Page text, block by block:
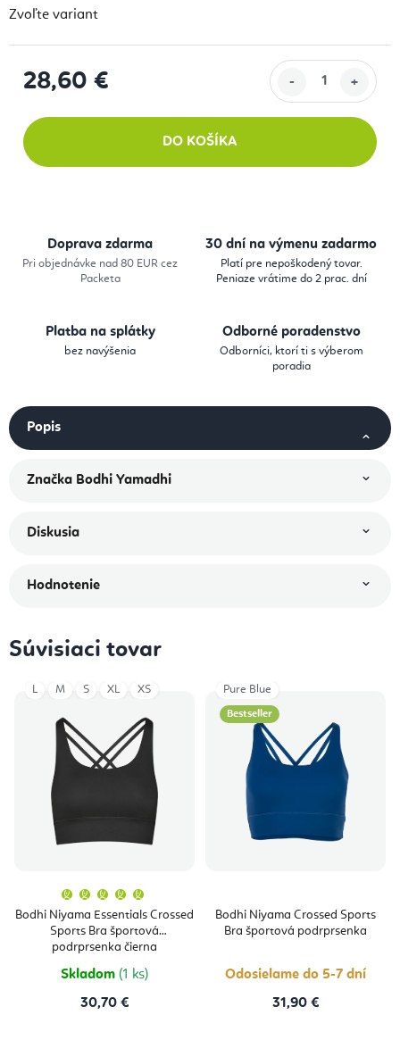
Zvoľte variant
28,60 €
DO KOŠÍKA
Doprava zdarma
Pri objednávke nad 80 EUR cez
Packeta
30 dní na výmenu zadarmo
Platí pre nepoškodený tovar.
Peniaze vrátime do 2 prac. dní
Platba na splátky
bez navýšenia
Odborné poradenstvo
Odborníci, ktorí ti s výberom
poradia
Popis
Značka Bodhi Yamadhi
Diskusia
Hodnotenie
Súvisiaci tovar
Bodhi Niyama Essentials Crossed
Sports Bra športová
podrprsenka čierna
produktu
je
5,0
z
5
Skladom (1 ks)
30,70 €
L M S XL XS
Bestseller
Bodhi Niyama Crossed Sports
Bra športová podrprsenka
Odosielame do 5-7 dní
31,90 €
Pure Blue